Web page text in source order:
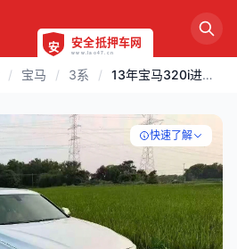
/ 宝马 / 3系 / 13年宝马320i进口版
快速了解